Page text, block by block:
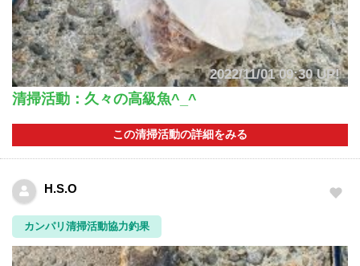
2022/11/01 09:30 UP!
清掃活動：久々の高級魚^_^
この清掃活動の詳細をみる
H.S.O
カンパリ清掃活動協力釣果